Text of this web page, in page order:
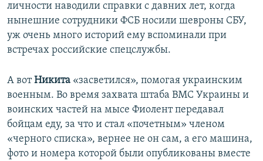
личности наводили справки с давних лет, когда
нынешние сотрудники ФСБ носили шевроны СБУ,
уж очень много историй ему вспоминали при
встречах российские спецслужбы.
А вотНикита «засветился», помогая украинским
военным. Во время захвата штаба ВМС Украины и
воинских частей на мысе Фиолент передавал
бойцам еду, за что и стал «почетным» членом
«черного списка», вернее не он сам, а его машина,
фото и номера которой были опубликованы вместе